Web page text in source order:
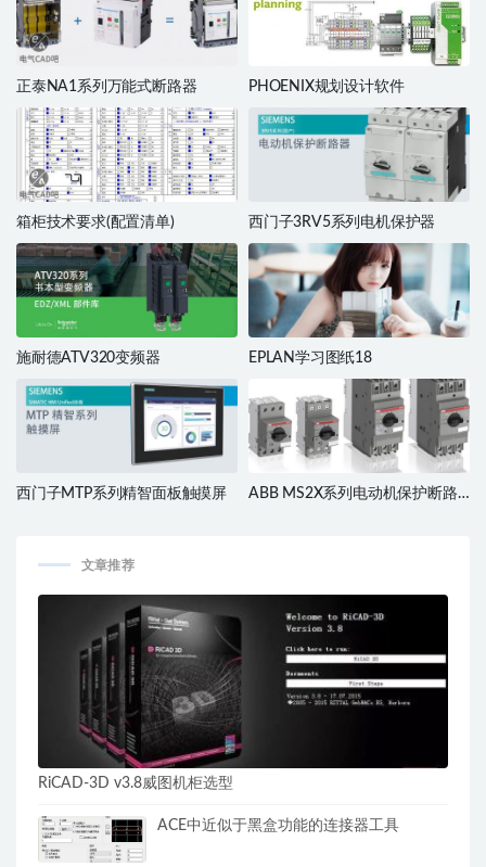
正泰NA1系列万能式断路器 PHOENIX规划设计软件
箱柜技术要求(配置清单) 西门子3RV5系列电机保护器
施耐德ATV320变频器 EPLAN学习图纸18
西门子MTP系列精智面板触摸屏
ABB MS2X系列电动机保护断路
文章推荐
RiCAD-3D v3.8威图机柜选型
ACE中近似于黑盒功能的连接器工具